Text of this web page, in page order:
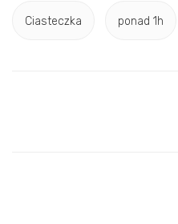
Ciasteczka ponad 1h